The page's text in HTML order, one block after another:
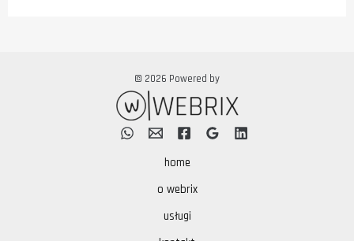
© 2026 Powered by
home
o webrix
usługi